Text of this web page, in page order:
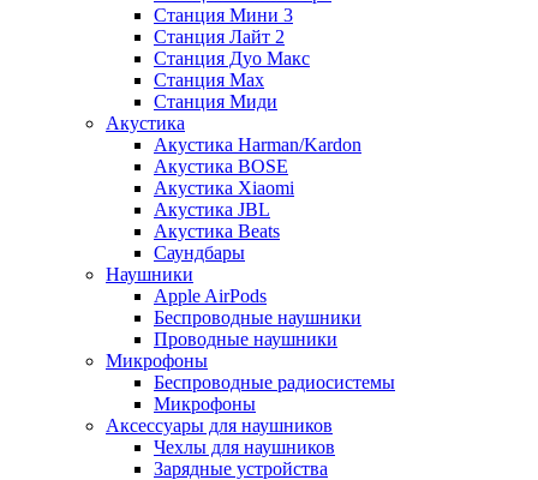
Станция Мини 3
Станция Лайт 2
Станция Дуо Макс
Станция Max
Станция Миди
Акустика
Акустика Harman/Kardon
Акустика BOSE
Акустика Xiaomi
Акустика JBL
Акустика Beats
Саундбары
Наушники
Apple AirPods
Беспроводные наушники
Проводные наушники
Микрофоны
Беспроводные радиосистемы
Микрофоны
Аксессуары для наушников
Чехлы для наушников
Зарядные устройства